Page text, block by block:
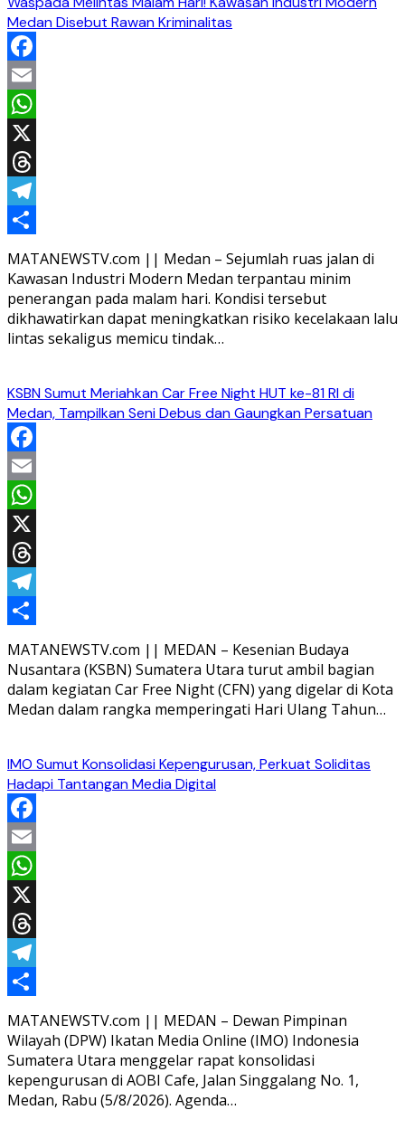
Medan Disebut Rawan Kriminalitas
Facebook
Email
WhatsApp
X
Threads
Telegram
Share
MATANEWSTV.com || Medan – Sejumlah ruas jalan di
Kawasan Industri Modern Medan terpantau minim
penerangan pada malam hari. Kondisi tersebut
dikhawatirkan dapat meningkatkan risiko kecelakaan lalu
lintas sekaligus memicu tindak…
KSBN Sumut Meriahkan Car Free Night HUT ke-81 RI di
Medan, Tampilkan Seni Debus dan Gaungkan Persatuan
Facebook
Email
WhatsApp
X
Threads
Telegram
Share
MATANEWSTV.com || MEDAN – Kesenian Budaya
Nusantara (KSBN) Sumatera Utara turut ambil bagian
dalam kegiatan Car Free Night (CFN) yang digelar di Kota
Medan dalam rangka memperingati Hari Ulang Tahun…
IMO Sumut Konsolidasi Kepengurusan, Perkuat Soliditas
Hadapi Tantangan Media Digital
Facebook
Email
WhatsApp
X
Threads
Telegram
Share
MATANEWSTV.com || MEDAN – Dewan Pimpinan
Wilayah (DPW) Ikatan Media Online (IMO) Indonesia
Sumatera Utara menggelar rapat konsolidasi
kepengurusan di AOBI Cafe, Jalan Singgalang No. 1,
Medan, Rabu (5/8/2026). Agenda…